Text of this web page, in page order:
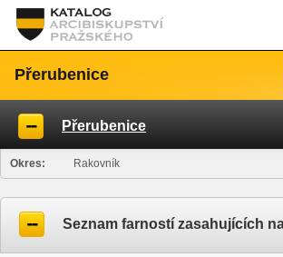
Přerubenice
Přerubenice
Okres: Rakovník
Seznam farností zasahujících